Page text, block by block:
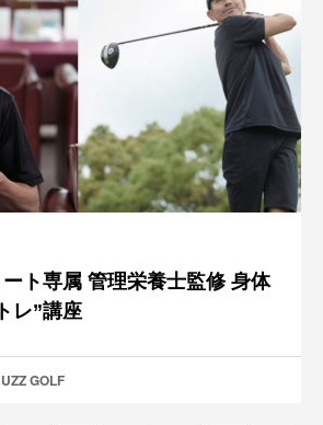
ート専属 管理栄養士監修 身体
レ”講座
GOLF